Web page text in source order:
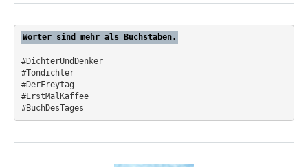
r
Wörter sind mehr als Buchstaben.
#DichterUndDenker
#Tondichter
#DerFreytag
#ErstMalKaffee
#BuchDesTages